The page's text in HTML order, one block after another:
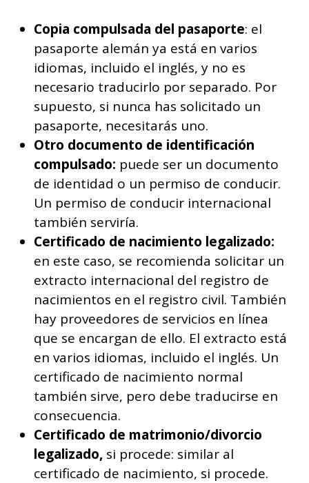
Copia compulsada del pasaporte: el
pasaporte alemán ya está en varios
idiomas, incluido el inglés, y no es
necesario traducirlo por separado. Por
supuesto, si nunca has solicitado un
pasaporte, necesitarás uno.
Otro documento de identificación
compulsado: puede ser un documento
de identidad o un permiso de conducir.
Un permiso de conducir internacional
también serviría.
Certificado de nacimiento legalizado:
en este caso, se recomienda solicitar un
extracto internacional del registro de
nacimientos en el registro civil. También
hay proveedores de servicios en línea
que se encargan de ello. El extracto está
en varios idiomas, incluido el inglés. Un
certificado de nacimiento normal
también sirve, pero debe traducirse en
consecuencia.
Certificado de matrimonio/divorcio
legalizado, si procede: similar al
certificado de nacimiento, si procede.